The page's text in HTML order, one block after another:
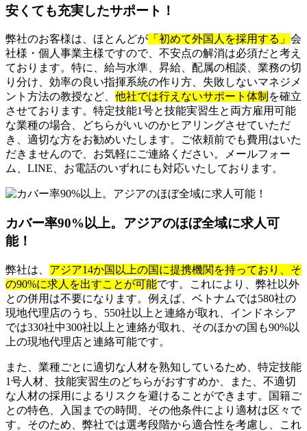
安くても充実したサポート！
弊社のお客様は、ほとんどが 「初めて外国人を採用する」 会
社様・個人事業主様ですので、不安点の解消は必須だと考え
ております。特に、給与水準、昇給、配属の相談、業務の切
り分け、効率の良い指揮系統の作り方、失敗しないマネジメ
ント方法の教授など、 他社では行えないサポート体制 を確立
させております。特定技能1号と技能実習生と両方雇用可能
な業種の場合、どちらがいいのかヒアリングさせていただ
き、適切な方をお勧めいたします。ご依頼前でも費用はいた
だきませんので、お気軽にご連絡ください。メールフォー
ム、LINE、お電話のいずれにも対応いたしております。
カバー率90%以上。アジアのほぼ全域に求人可
能！
弊社は、 アジア14か国以上の国に提携機関を持っており、そ
の90%に求人を出すことが可能です。これにより、弊社以外
との併用は不要になります。例えば、ベトナムでは580社の
現地代理店のうち、550社以上と連絡が取れ、インドネシア
では330社中300社以上と連絡が取れ、そのほかの国も90%以
上の現地代理店と連絡可能です。
また、業種ごとに適切な人材を熟知しているため、特定技能
1号人材、技能実習生のどちらがおすすめか、また、不適切
な人材の採用によるリスクを避けることができます。国籍ご
との特色、入国までの時間、その他条件により適材は区々で
す。そのため、弊社では選考段階から適合性を考慮し、これ